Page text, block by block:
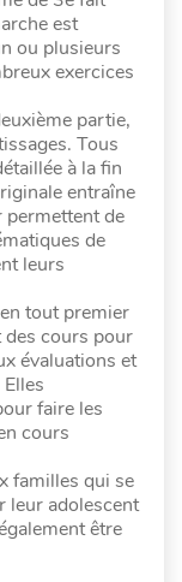
est
ou plusieurs
exercices
partie,
Tous
à la fin
entraîne
permettent de
de
leurs
tout premier
des cours pour
évaluations et
faire les
cours
familles qui se
leur adolescent
être